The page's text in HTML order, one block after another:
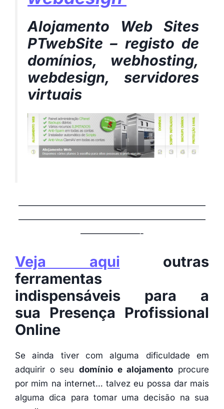
Alojamento Web Sites
PTwebSite – registo de
domínios, webhosting,
webdesign, servidores
virtuais
——————————————————————
——————————————————————
———————-
Veja aqui outras
ferramentas
indispensáveis para a
sua Presença Profissional
Online
Se ainda tiver com alguma dificuldade em
adquirir o seu domínio e alojamento procure
por mim na internet… talvez eu possa dar mais
alguma dica para tomar uma decisão na sua